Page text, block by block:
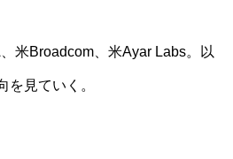
米Broadcom、米Ayar Labs。以
を見ていく。